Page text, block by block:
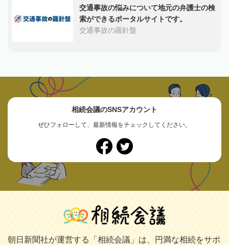
交通事故の悩みについて地元の弁護士の検
索ができるポータルサイトです。
交通事故の羅針盤
相続会議のSNSアカウント
ぜひフォローして、最新情報をチェックしてください。
朝日新聞社が運営する「相続会議」は、円満な相続をサポ